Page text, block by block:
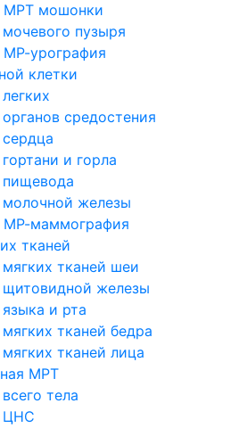
МРТ мошонки
пузыря
МР-урография
клетки
средостения
и горла
железы
МР-маммография
тканей
тканей шеи
железы
и рта
тканей бедра
тканей лица
МРТ
тела
ЦНС